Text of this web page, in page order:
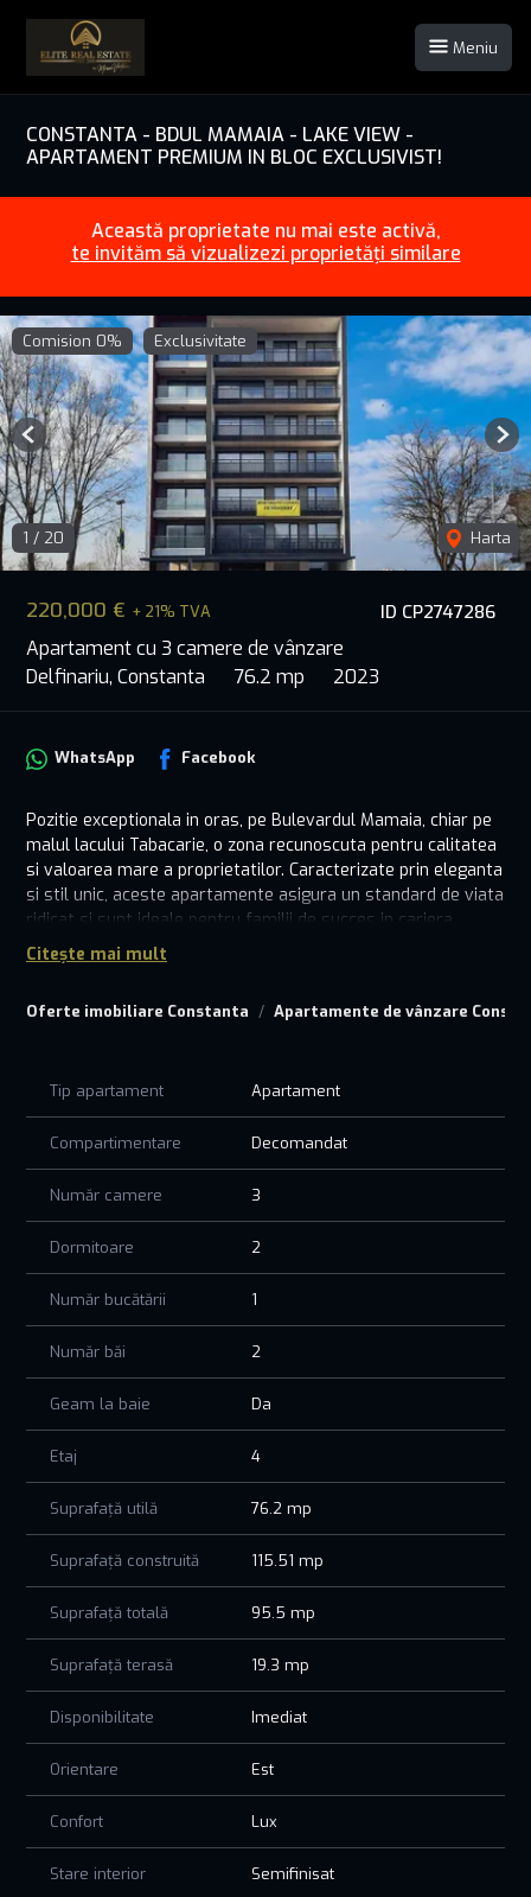
Meniu
CONSTANTA - BDUL MAMAIA - LAKE VIEW -
APARTAMENT PREMIUM IN BLOC EXCLUSIVIST!
Această proprietate nu mai este activă,
te invităm să vizualizezi proprietăți similare
ID CP2747286
220,000 € + 21% TVA
Apartament cu 3 camere de vânzare
Delfinariu, Constanta
76.2 mp 2023
Comision 0% Exclusivitate
1 / 20 Harta
Previous
Oferte imobiliare Constanta Apartamente de vânzare
WhatsApp Facebook
Pozitie exceptionala in oras, pe Bulevardul Mamaia, chiar pe
malul lacului Tabacarie, o zona recunoscuta pentru calitatea
si valoarea mare a proprietatilor. Caracterizate prin eleganta
si stil unic, aceste apartamente asigura un standard de viata
ridicat si sunt ideale pentru familii de succes in cariera
profesionala sau cu afaceri prospere.
Bloc exclusivist, cu arhitectura spectaculoasa, construit cu
Interior foarte inalt si luminos, cu suprafete vitrate mari,
Investește în stilul tău de viață și bucură-te de avantajele
unui bloc finalizat! Toate documentele sunt pregatite pentru
o achizitie fara griji!
In cazul achizitiei pe o firma platitoare de TVA se aplica
taxarea inversa (nu se mai achita TVA-ul).
Citește mai mult
Tip apartament Apartament
Compartimentare Decomandat
Număr camere 3
Dormitoare 2
Număr bucătării 1
Număr băi 2
Geam la baie Da
Etaj 4
Suprafață utilă 76.2 mp
Suprafață construită 115.51 mp
Suprafață totală 95.5 mp
Suprafață terasă 19.3 mp
Disponibilitate Imediat
Orientare Est
Confort Lux
Stare interior Semifinisat